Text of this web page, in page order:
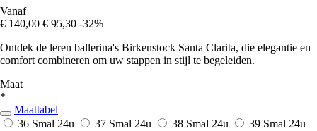
Vanaf
€ 140,00 € 95,30 -32%
Ontdek de leren ballerina's Birkenstock Santa Clarita, die elegantie en
comfort combineren om uw stappen in stijl te begeleiden.
Maat
*
Maattabel
36 Smal 24u 37 Smal 24u 38 Smal 24u 39 Smal 24u